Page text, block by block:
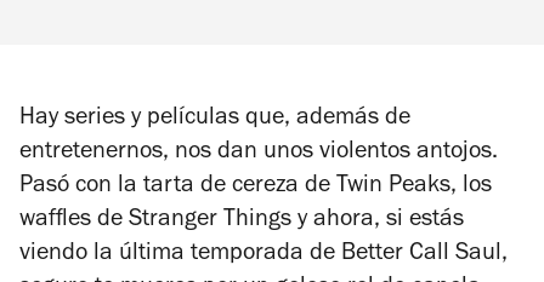
Hay series y películas que, además de
entretenernos, nos dan unos violentos antojos.
Pasó con la tarta de cereza de Twin Peaks, los
waffles de Stranger Things y ahora, si estás
viendo la última temporada de Better Call Saul,